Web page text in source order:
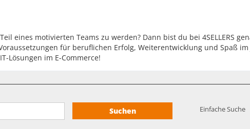
eines motivierten Teams zu werden? Dann bist du bei 4SELLERS
für beruflichen Erfolg, Weiterentwicklung und Spaß
Lösungen im E-Commerce!
Suchen Einfache Suche